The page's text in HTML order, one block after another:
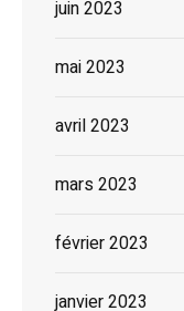
juin 2023
mai 2023
avril 2023
mars 2023
février 2023
janvier 2023